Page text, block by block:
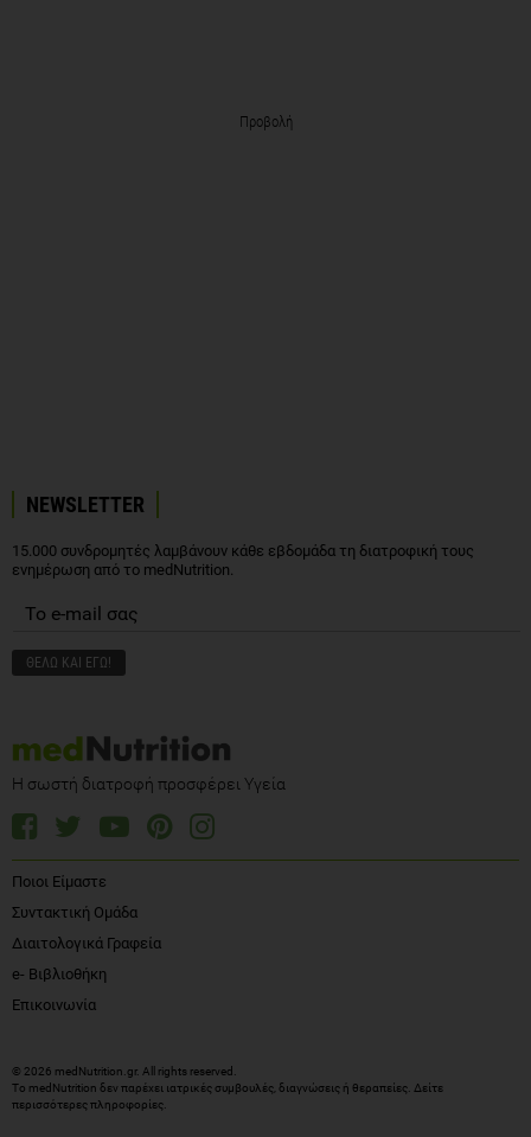
Προβολή
NEWSLETTER
15.000 συνδρομητές λαμβάνουν κάθε εβδομάδα τη διατροφική τους
ενημέρωση από το medNutrition.
Η σωστή διατροφή προσφέρει Υγεία
Ποιοι Είμαστε
Συντακτική Ομάδα
Διαιτολογικά Γραφεία
e- Βιβλιοθήκη
Επικοινωνία
© 2026 medNutrition.gr. All rights reserved.
Το medNutrition δεν παρέχει ιατρικές συμβουλές, διαγνώσεις ή θεραπείες. Δείτε
περισσότερες πληροφορίες